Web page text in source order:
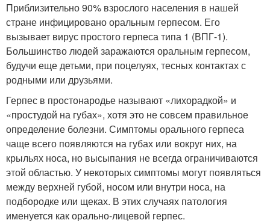
Приблизительно 90% взрослого населения в нашей
стране инфицировано оральным герпесом. Его
вызывает вирус простого герпеса типа 1 (ВПГ-1).
Большинство людей заражаются оральным герпесом,
будучи еще детьми, при поцелуях, тесных контактах с
родными или друзьями.
Герпес в простонародье называют «лихорадкой» и
«простудой на губах», хотя это не совсем правильное
определение болезни. Симптомы орального герпеса
чаще всего появляются на губах или вокруг них, на
крыльях носа, но высыпания не всегда ограничиваются
этой областью. У некоторых симптомы могут появляться
между верхней губой, носом или внутри носа, на
подбородке или щеках. В этих случаях патология
именуется как орально-лицевой герпес.